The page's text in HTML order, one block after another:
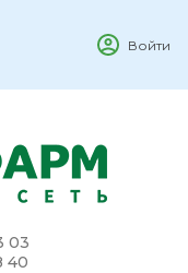
Войти
03
40